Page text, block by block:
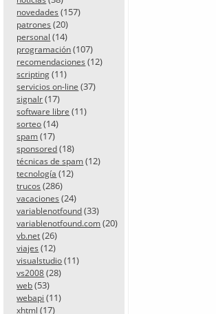
novedades (157)
patrones (20)
personal (14)
programación (107)
recomendaciones (12)
scripting (11)
servicios on-line (37)
signalr (17)
software libre (11)
sorteo (14)
spam (17)
sponsored (18)
técnicas de spam (12)
tecnología (12)
trucos (286)
vacaciones (24)
variablenotfound (33)
variablenotfound.com (20)
vb.net (26)
viajes (12)
visualstudio (11)
vs2008 (28)
web (53)
webapi (11)
xhtml (17)